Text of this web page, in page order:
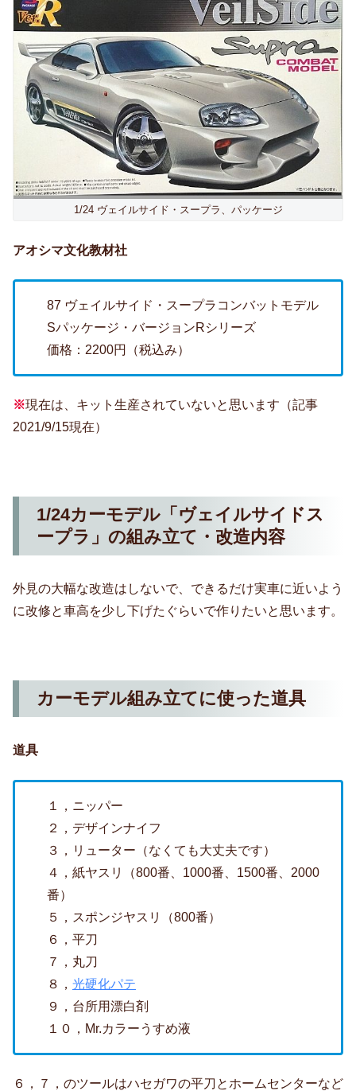
1/24 ヴェイルサイド・スープラ、パッケージ
アオシマ文化教材社
87 ヴェイルサイド・スープラコンバットモデル
Sパッケージ・バージョンRシリーズ
価格：2200円（税込み）
※現在は、キット生産されていないと思います（記事
2021/9/15現在）
1/24カーモデル「ヴェイルサイドス
ープラ」の組み立て・改造内容
外見の大幅な改造はしないで、できるだけ実車に近いよう
に改修と車高を少し下げたぐらいで作りたいと思います。
カーモデル組み立てに使った道具
道具
１，ニッパー
２，デザインナイフ
３，リューター（なくても大丈夫です）
４，紙ヤスリ（800番、1000番、1500番、2000
番）
５，スポンジヤスリ（800番）
６，平刀
７，丸刀
８， 光硬化パテ
９，台所用漂白剤
１０，Mr.カラーうすめ液
６，７，のツールはハセガワの平刀とホームセンターなど